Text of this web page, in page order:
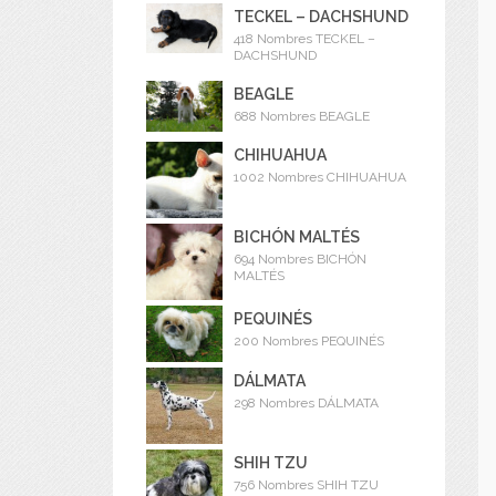
TECKEL – DACHSHUND
418 Nombres TECKEL –
DACHSHUND
BEAGLE
688 Nombres BEAGLE
CHIHUAHUA
1002 Nombres CHIHUAHUA
BICHÓN MALTÉS
694 Nombres BICHÓN
MALTÉS
PEQUINÉS
200 Nombres PEQUINÉS
DÁLMATA
298 Nombres DÁLMATA
SHIH TZU
756 Nombres SHIH TZU